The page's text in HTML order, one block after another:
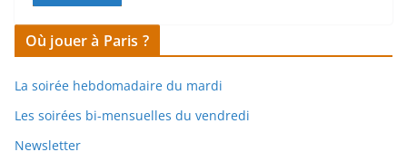
Où jouer à Paris ?
La soirée hebdomadaire du mardi
Les soirées bi-mensuelles du vendredi
Newsletter